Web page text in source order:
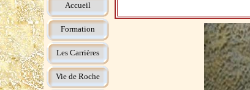
Accueil
Formation
Les Carrières
Vie de Roche